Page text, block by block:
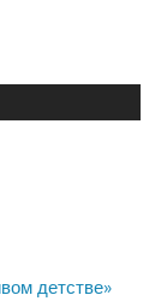
детстве»